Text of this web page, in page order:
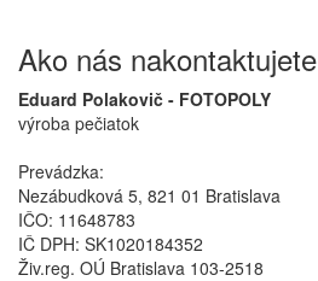
Ako nás nakontaktujete
Eduard Polakovič - FOTOPOLY
výroba pečiatok
Prevádzka:
Nezábudková 5, 821 01 Bratislava
IČO: 11648783
IČ DPH: SK1020184352
Živ.reg. OÚ Bratislava 103-2518